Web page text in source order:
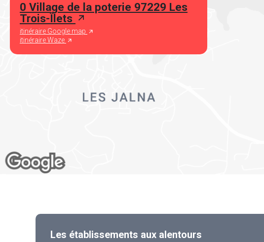
0 Village de la poterie 97229 Les
Trois-Îlets
itinéraire Google map
itinéraire Waze
Les établissements aux alentours